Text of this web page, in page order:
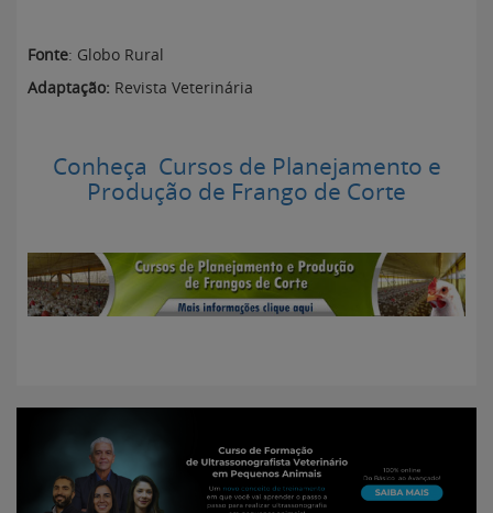
Fonte: Globo Rural
Adaptação: Revista Veterinária
Conheça Cursos de Planejamento e
Produção de Frango de Corte